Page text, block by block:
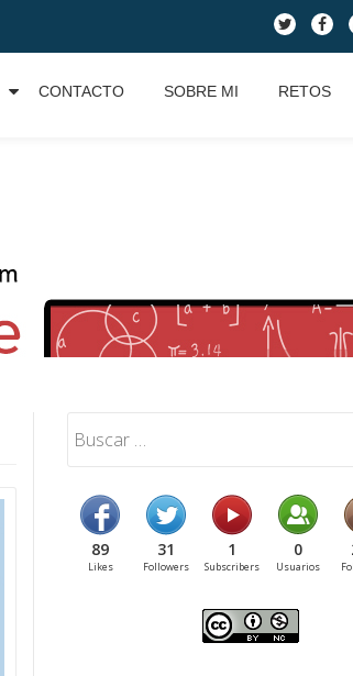
fa-
twitter
fa-
CONTACTO SOBRE MI RETOS
89
Likes
31
Followers
1
Subscribers
0
Usuarios